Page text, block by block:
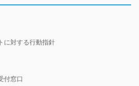
に対する行動指針
付窓口